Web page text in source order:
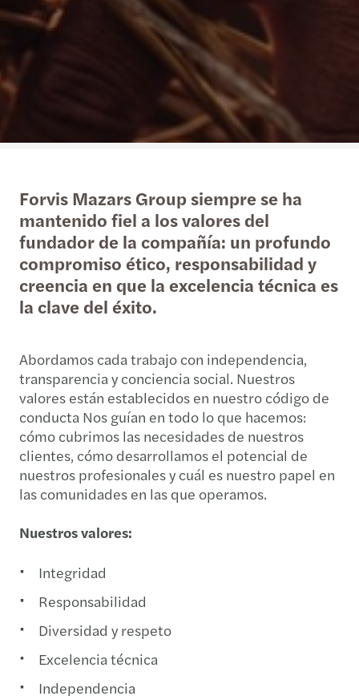
Forvis Mazars Group siempre se ha
mantenido fiel a los valores del
fundador de la compañía: un profundo
compromiso ético, responsabilidad y
creencia en que la excelencia técnica es
la clave del éxito.
Abordamos cada trabajo con independencia,
transparencia y conciencia social. Nuestros
valores están establecidos en nuestro código de
conducta Nos guían en todo lo que hacemos:
cómo cubrimos las necesidades de nuestros
clientes, cómo desarrollamos el potencial de
nuestros profesionales y cuál es nuestro papel en
las comunidades en las que operamos.
Nuestros valores:
Integridad
Responsabilidad
Diversidad y respeto
Excelencia técnica
Independencia